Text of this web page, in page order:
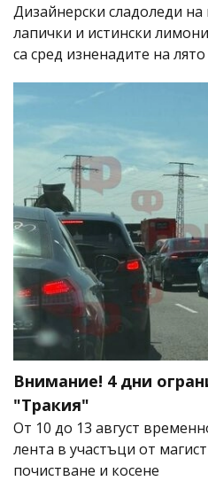
Дизайнерски сладоледи
лапички и истински
са сред изненадите на лято
Внимание! 4 дни
"Тракия"
От 10 до 13 август
лента в участъци от
почистване и косене